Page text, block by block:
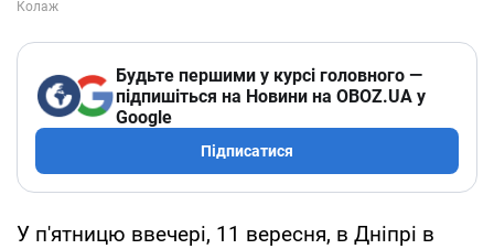
Будьте першими у курсі головного —
підпишіться на Новини на OBOZ.UA у
Google
Підписатися
У п'ятницю ввечері, 11 вересня, в Дніпрі в